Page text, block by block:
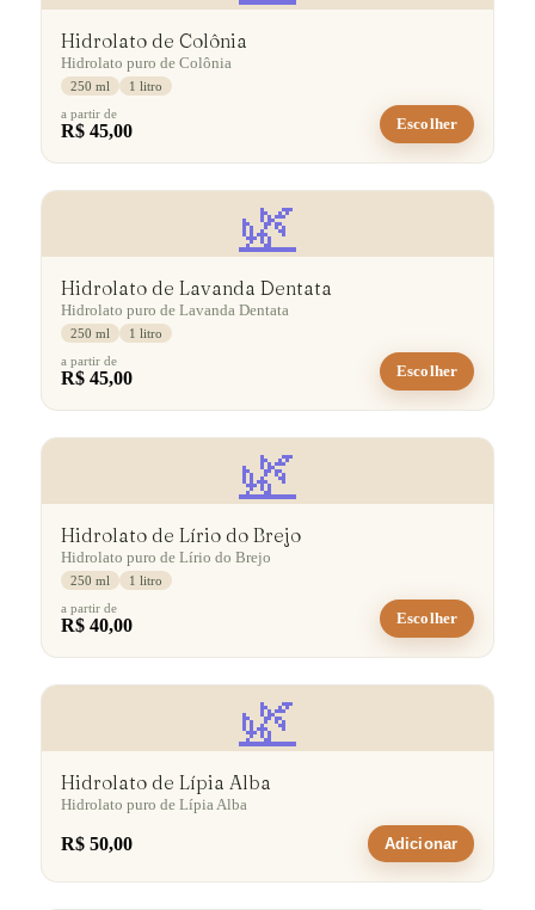
Hidrolato de Colônia
Hidrolato puro de Colônia
250 ml
1 litro
a partir de
R$ 45,00 Escolher
🌿
Hidrolato de Lavanda Dentata
Hidrolato puro de Lavanda Dentata
250 ml
1 litro
a partir de
R$ 45,00 Escolher
🌿
Hidrolato de Lírio do Brejo
Hidrolato puro de Lírio do Brejo
250 ml
1 litro
a partir de
R$ 40,00 Escolher
🌿
Hidrolato de Lípia Alba
Hidrolato puro de Lípia Alba
R$ 50,00 Adicionar